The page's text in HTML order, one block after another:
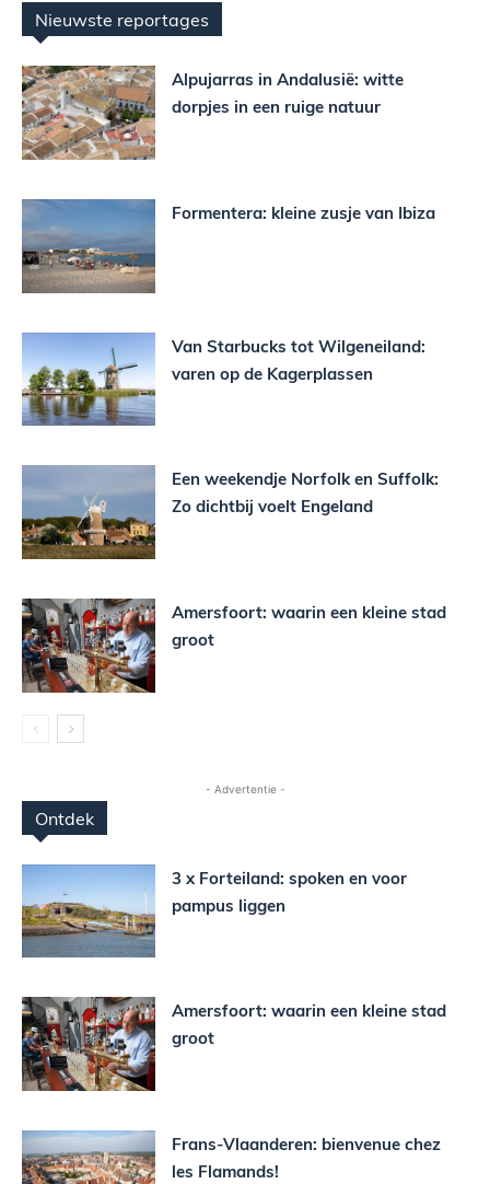
Nieuwste reportages
Alpujarras in Andalusië: witte
dorpjes in een ruige natuur
Formentera: kleine zusje van Ibiza
Van Starbucks tot Wilgeneiland:
varen op de Kagerplassen
Een weekendje Norfolk en Suffolk:
Zo dichtbij voelt Engeland
Amersfoort: waarin een kleine stad
groot
- Advertentie -
Ontdek
3 x Forteiland: spoken en voor
pampus liggen
Amersfoort: waarin een kleine stad
groot
Frans-Vlaanderen: bienvenue chez
les Flamands!